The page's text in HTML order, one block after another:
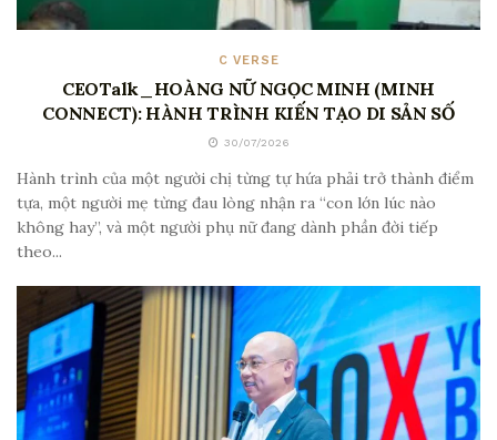
C VERSE
CEOTalk_HOÀNG NỮ NGỌC MINH (MINH
CONNECT): HÀNH TRÌNH KIẾN TẠO DI SẢN SỐ
30/07/2026
Hành trình của một người chị từng tự hứa phải trở thành điểm
tựa, một người mẹ từng đau lòng nhận ra “con lớn lúc nào
không hay”, và một người phụ nữ đang dành phần đời tiếp
theo...